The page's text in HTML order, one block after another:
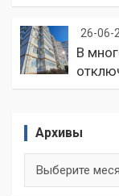
26-06-
В
Архивы